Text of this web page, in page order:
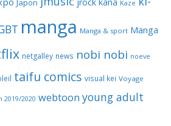
Japon Kaze
manga Manga & sport Manga
netgalley news nobi nobi noeve
taifu comics visual kei Voyage
2019/2020 webtoon young adult